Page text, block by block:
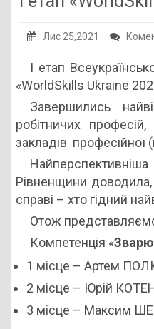
Заклади ПТО
Оголошення
НМЦ ПТО України
Лис 25,2021
І етап
«WorldSkills Ukraine
Завершились
робітничих
закладів професійної
Рівненщини доводила,
справі – хто гідний
Отож
Компетенція «
1 місце – Артем
2 місце – Юрій
3 місце – Максим